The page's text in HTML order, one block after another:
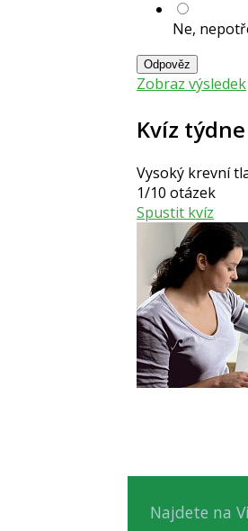
Ne,
Odpověz
Zobraz výsledek
Kvíz týdne
Vysoký krevní
1/10 otázek
Spustit kvíz
Najdete na